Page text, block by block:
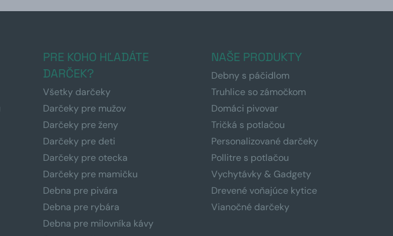
PRE KOHO HĽADÁTE
DARČEK?
Všetky darčeky
Darčeky pre mužov
Darčeky pre ženy
Darčeky pre deti
Darčeky pre otecka
Darčeky pre mamičku
Debna pre pivára
Debna pre rybára
Debna pre milovníka kávy
NAŠE PRODUKTY
Debny s páčidlom
Truhlice so zámočkom
Domáci pivovar
Tričká s potlačou
Personalizované darčeky
Pollitre s potlačou
Vychytávky & Gadgety
Drevené voňajúce kytice
Vianočné darčeky